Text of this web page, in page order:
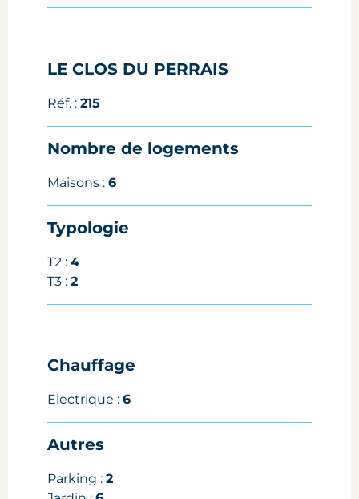
LE CLOS DU PERRAIS
Réf. :215
Nombre de logements
Maisons :6
Typologie
T2 :4
T3 :2
Chauffage
Electrique :6
Autres
Parking :2